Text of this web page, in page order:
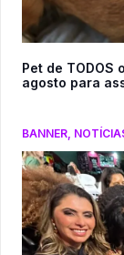
Pet de
agosto para
BANNER,